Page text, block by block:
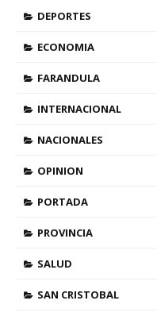
DEPORTES
ECONOMIA
FARANDULA
INTERNACIONAL
NACIONALES
OPINION
PORTADA
PROVINCIA
SALUD
SAN CRISTOBAL